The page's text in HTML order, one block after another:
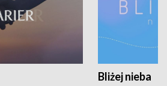
Bliżej nieba